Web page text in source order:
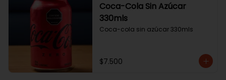
Coca-Cola Sin Azúcar
330mls
Coca-cola sin azúcar 330mls
$7.500